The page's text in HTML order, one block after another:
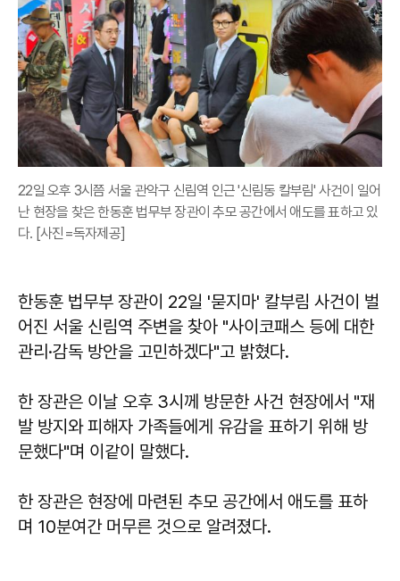
22일 오후 3시쯤 서울 관악구 신림역 인근 '신림동 칼부림' 사건이 일어
난 현장을 찾은 한동훈 법무부 장관이 추모 공간에서 애도를 표하고 있
다. [사진=독자제공]
한동훈 법무부 장관이 22일 '묻지마' 칼부림 사건이 벌
어진 서울 신림역 주변을 찾아 "사이코패스 등에 대한
관리·감독 방안을 고민하겠다"고 밝혔다.
한 장관은 이날 오후 3시께 방문한 사건 현장에서 "재
발 방지와 피해자 가족들에게 유감을 표하기 위해 방
문했다"며 이같이 말했다.
한 장관은 현장에 마련된 추모 공간에서 애도를 표하
며 10분여간 머무른 것으로 알려졌다.